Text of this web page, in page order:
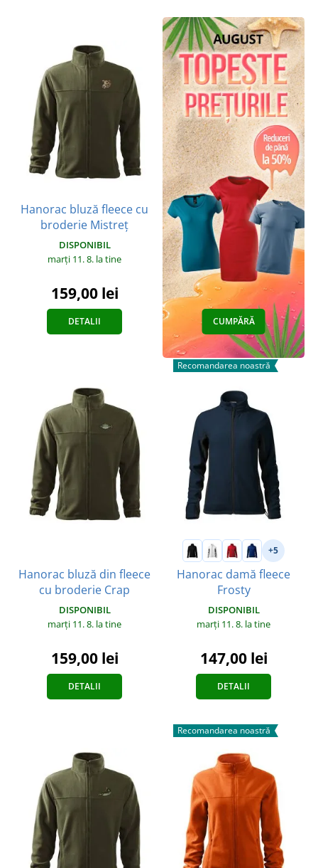
Hanorac bluză fleece cu
broderie Mistreț
DISPONIBIL
marți 11. 8. la tine
159,00 lei
DETALII CUMPĂRĂ
Hanorac bluză din fleece
cu broderie Crap
DISPONIBIL
marți 11. 8. la tine
159,00 lei
DETALII
Recomandarea noastră
+5
Hanorac damă fleece
Frosty
DISPONIBIL
marți 11. 8. la tine
147,00 lei
DETALII
Recomandarea noastră